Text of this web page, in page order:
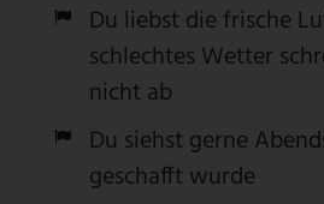
Du liebst die frische
schlechtes Wetter
nicht ab
Du siehst gerne
geschafft wurde